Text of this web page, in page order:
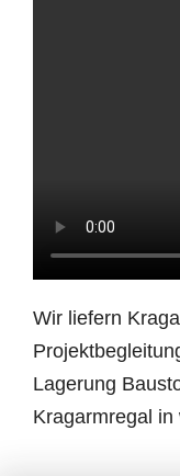
Wir liefern
Lagerung
Kragarmregal